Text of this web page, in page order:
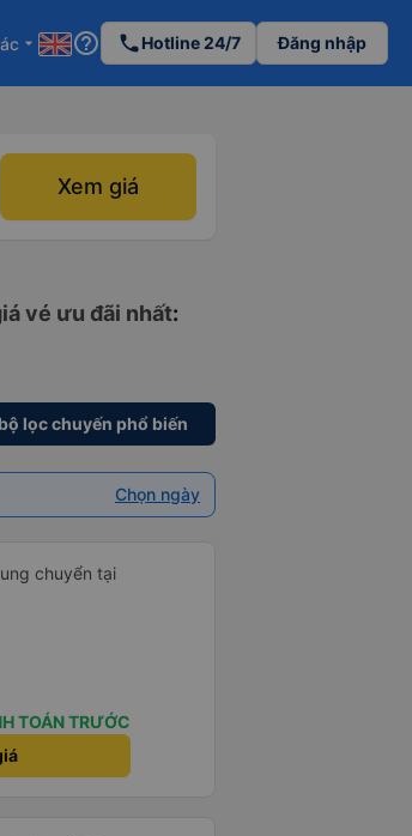
arrow_drop_down help_outline phoneHotline 24/7 Đăng nhập
Xem giá
vé ưu đãi nhất:
lọc chuyến phổ biến
Chọn ngày
chuyển tại
TOÁN TRƯỚC